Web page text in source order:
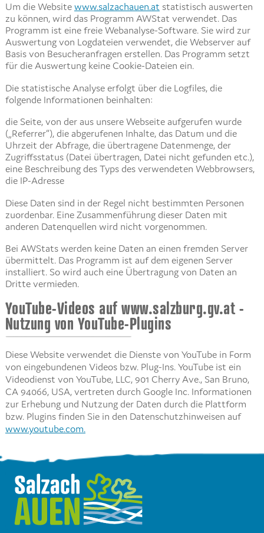
Um die Website www.salzachauen.at statistisch auswerten
zu können, wird das Programm AWStat verwendet. Das
Programm ist eine freie Webanalyse-Software. Sie wird zur
Auswertung von Logdateien verwendet, die Webserver auf
Basis von Besucheranfragen erstellen. Das Programm setzt
für die Auswertung keine Cookie-Dateien ein.
Die statistische Analyse erfolgt über die Logfiles, die
folgende Informationen beinhalten:
die Seite, von der aus unsere Webseite aufgerufen wurde
(„Referrer“), die abgerufenen Inhalte, das Datum und die
Uhrzeit der Abfrage, die übertragene Datenmenge, der
Zugriffsstatus (Datei übertragen, Datei nicht gefunden etc.),
eine Beschreibung des Typs des verwendeten Webbrowsers,
die IP-Adresse
Diese Daten sind in der Regel nicht bestimmten Personen
zuordenbar. Eine Zusammenführung dieser Daten mit
anderen Datenquellen wird nicht vorgenommen.
Bei AWStats werden keine Daten an einen fremden Server
übermittelt. Das Programm ist auf dem eigenen Server
installiert. So wird auch eine Übertragung von Daten an
Dritte vermieden.
YouTube-Videos auf www.salzburg.gv.at -
Nutzung von YouTube-Plugins
Diese Website verwendet die Dienste von YouTube in Form
von eingebundenen Videos bzw. Plug-Ins. YouTube ist ein
Videodienst von YouTube, LLC, 901 Cherry Ave., San Bruno,
CA 94066, USA, vertreten durch Google Inc. Informationen
zur Erhebung und Nutzung der Daten durch die Plattform
bzw. Plugins finden Sie in den Datenschutzhinweisen auf
www.youtube.com.